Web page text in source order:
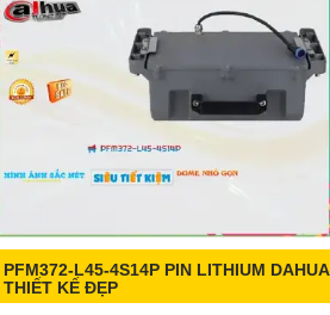
PFM372-L45-4S14P PIN LITHIUM DAHUA
THIẾT KẾ ĐẸP